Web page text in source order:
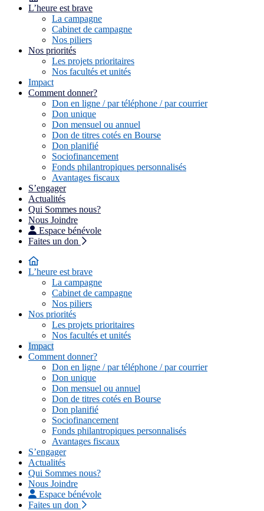
L’heure est brave
La campagne
Cabinet de campagne
Nos piliers
Nos priorités
Les projets prioritaires
Nos facultés et unités
Impact
Comment donner?
Don en ligne / par téléphone / par courrier
Don unique
Don mensuel ou annuel
Don de titres cotés en Bourse
Don planifié
Sociofinancement
Fonds philantropiques personnalisés
Avantages fiscaux
S’engager
Actualités
Qui Sommes nous?
Nous Joindre
Espace bénévole
Faites un don
L’heure est brave
La campagne
Cabinet de campagne
Nos piliers
Nos priorités
Les projets prioritaires
Nos facultés et unités
Impact
Comment donner?
Don en ligne / par téléphone / par courrier
Don unique
Don mensuel ou annuel
Don de titres cotés en Bourse
Don planifié
Sociofinancement
Fonds philantropiques personnalisés
Avantages fiscaux
S’engager
Actualités
Qui Sommes nous?
Nous Joindre
Espace bénévole
Faites un don